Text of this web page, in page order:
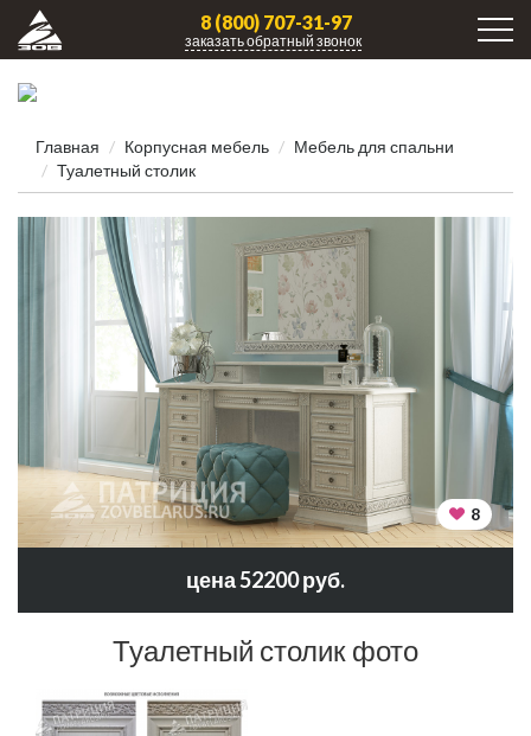
8 (800) 707-31-97
заказать обратный звонок
Главная Корпусная мебель
Мебель для спальни
Туалетный столик
8
цена 52200 руб.
Туалетный столик фото